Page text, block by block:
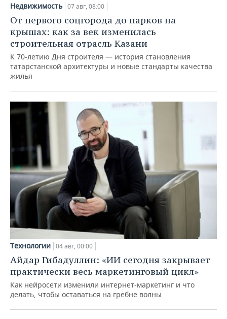
Недвижимость 07 авг, 08:00
От первого соцгорода до парков на
крышах: как за век изменилась
строительная отрасль Казани
К 70-летию Дня строителя — история становления
татарстанской архитектуры и новые стандарты качества
жилья
Технологии 04 авг, 00:00
Айдар Гибадуллин: «ИИ сегодня закрывает
практически весь маркетинговый цикл»
Как нейросети изменили интернет-маркетинг и что
делать, чтобы оставаться на гребне волны